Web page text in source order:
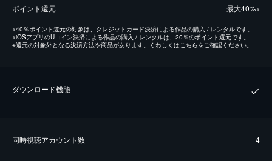
ポイント還元 最⼤40%※
※40％ポイント還元の対象は、クレジットカード決済による作品の購入 / レンタルです。
※iOSアプリのUコイン決済による作品の購入 / レンタルは、20％のポイント還元です。
※還元の対象外となる決済方法や商品があります。くわしくはこちらをご確認ください。
ダウンロード機能
同時視聴アカウント数 4